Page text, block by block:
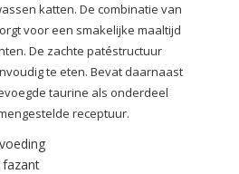
katten. De combinatie van
voor een smakelijke maaltijd
De zachte patéstructuur
te eten. Bevat daarnaast
taurine als onderdeel
receptuur.
fazant